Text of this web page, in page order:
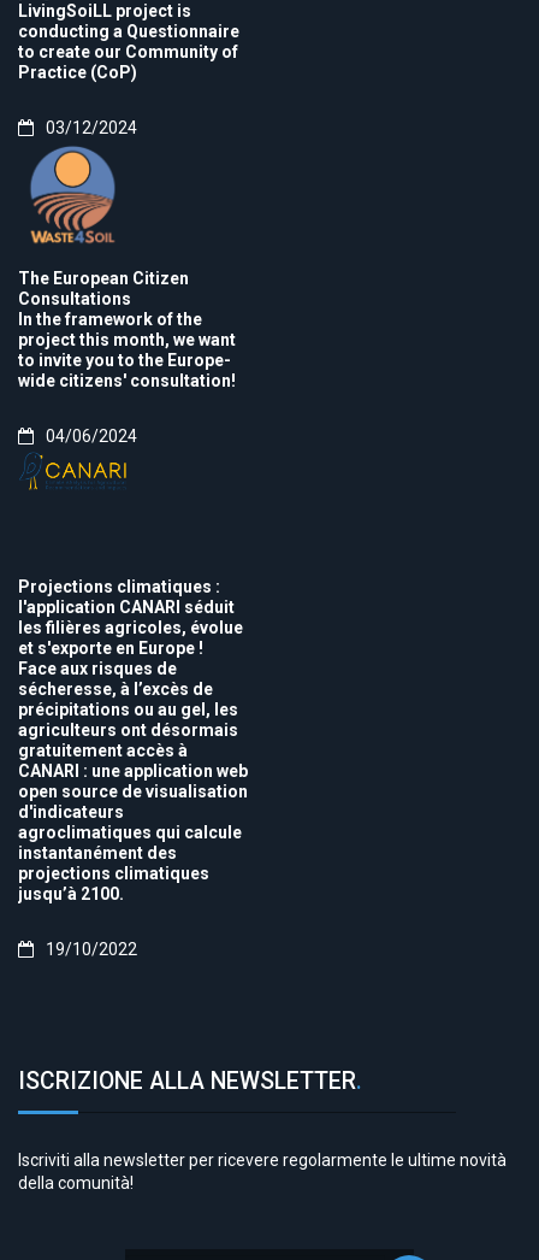
LivingSoiLL project is
conducting a Questionnaire
to create our Community of
Practice (CoP)
03/12/2024
The European Citizen
Consultations
In the framework of the
project this month, we want
to invite you to the Europe-
wide citizens' consultation!
04/06/2024
Projections climatiques :
l'application CANARI séduit
les filières agricoles, évolue
et s'exporte en Europe !
Face aux risques de
sécheresse, à l’excès de
précipitations ou au gel, les
agriculteurs ont désormais
gratuitement accès à
CANARI : une application web
open source de visualisation
d'indicateurs
agroclimatiques qui calcule
instantanément des
projections climatiques
jusqu’à 2100.
19/10/2022
ISCRIZIONE ALLA NEWSLETTER.
Iscriviti alla newsletter per ricevere regolarmente le ultime novità
della comunità!